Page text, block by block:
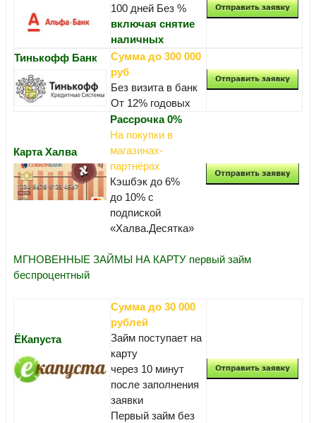
100 дней Без %
включая снятие
наличных
Тинькофф Банк
Сумма до 300 000
руб
Без визита в банк
От 12% годовых
Карта Халва
Рассрочка 0%
На покупки в
магазинах-
партнёрах
Кэшбэк до 6%
до 10% с
подпиской
«Халва.Десятка»
МГНОВЕННЫЕ ЗАЙМЫ НА КАРТУ первый займ
беспроцентный
ЁКапуста
Сумма до 30 000
рублей
Займ поступает на
карту
через 10 минут
после заполнения
заявки
Первый займ без